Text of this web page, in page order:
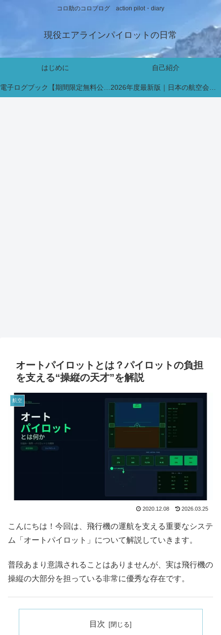
コロ助のコロブログ action pilot・diary
現役エアラインパイロットの日常
はじめに 自己紹介
電子ログブック【期間限定無料公開中】 2026年度最新版｜日本の航空会社パイロット採用・インターン情報まとめ【新卒・既卒対応】
オートパイロットとは？パイロットの負担
を支える“操縦の天才”を解説
航空
2020.12.08 2026.03.25
こんにちは！今回は、飛行機の運航を支える重要なシステ
ム「オートパイロット」について解説していきます。
普段あまり意識されることはありませんが、実は飛行機の
操縦の大部分を担っている非常に優秀な存在です。
目次